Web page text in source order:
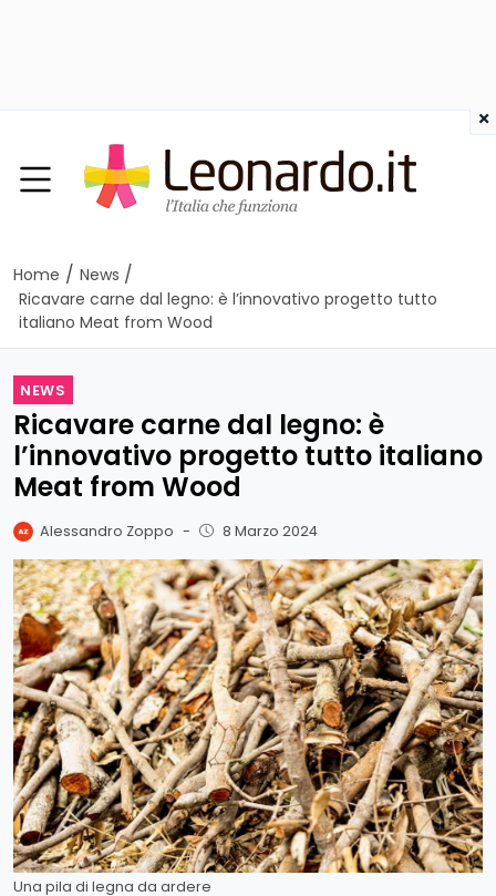
Home / News /
Ricavare carne dal legno: è l’innovativo progetto tutto
italiano Meat from Wood
NEWS
Ricavare carne dal legno: è
l’innovativo progetto tutto italiano
Meat from Wood
Alessandro Zoppo - 8 Marzo 2024
Una pila di legna da ardere
×